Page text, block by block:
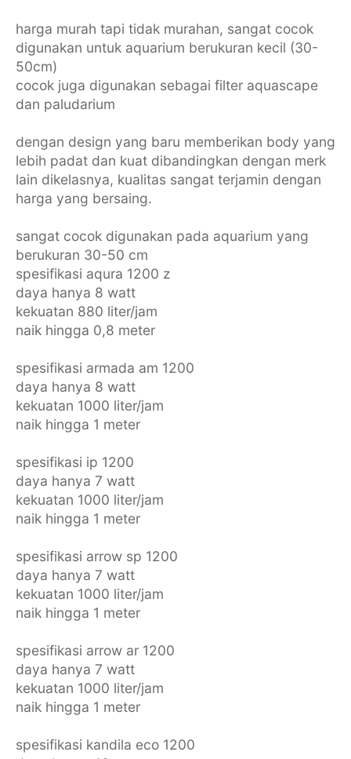
harga murah tapi tidak murahan, sangat cocok
digunakan untuk aquarium berukuran kecil (30-
50cm)
cocok juga digunakan sebagai filter aquascape
dan paludarium
dengan design yang baru memberikan body yang
lebih padat dan kuat dibandingkan dengan merk
lain dikelasnya, kualitas sangat terjamin dengan
harga yang bersaing.
sangat cocok digunakan pada aquarium yang
berukuran 30-50 cm
spesifikasi aqura 1200 z
daya hanya 8 watt
kekuatan 880 liter/jam
naik hingga 0,8 meter
spesifikasi armada am 1200
daya hanya 8 watt
kekuatan 1000 liter/jam
naik hingga 1 meter
spesifikasi ip 1200
daya hanya 7 watt
kekuatan 1000 liter/jam
naik hingga 1 meter
spesifikasi arrow sp 1200
daya hanya 7 watt
kekuatan 1000 liter/jam
naik hingga 1 meter
spesifikasi arrow ar 1200
daya hanya 7 watt
kekuatan 1000 liter/jam
naik hingga 1 meter
spesifikasi kandila eco 1200